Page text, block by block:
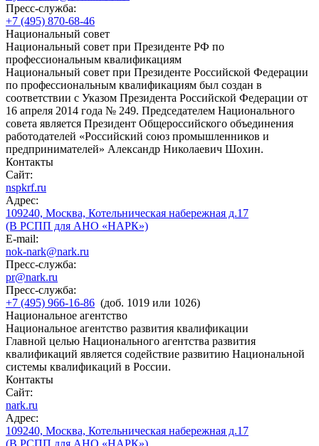
Пресс-служба:
+7 (495) 870-68-46
Национальный совет
Национальный совет при Президенте РФ по
профессиональным квалификациям
Национальный совет при Президенте Российской Федерации
по профессиональным квалификациям был создан в
соответствии с Указом Президента Российской Федерации от
16 апреля 2014 года № 249. Председателем Национального
совета является Президент Общероссийского объединения
работодателей «Российский союз промышленников и
предпринимателей» Александр Николаевич Шохин.
Контакты
Сайт:
nspkrf.ru
Адрес:
109240, Москва, Котельническая набережная д.17
(В РСПП для АНО «НАРК»)
E-mail:
nok-nark@nark.ru
Пресс-служба:
pr@nark.ru
Пресс-служба:
+7 (495) 966-16-86 (доб. 1019 или 1026)
Национальное агентство
Национальное агентство развития квалификации
Главной целью Национального агентства развития
квалификаций является содействие развитию Национальной
системы квалификаций в России.
Контакты
Сайт:
nark.ru
Адрес:
109240, Москва, Котельническая набережная д.17
(В РСПП для АНО «НАРК»)